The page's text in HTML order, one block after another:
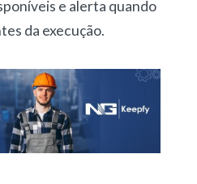
e alerta quando
da execução.